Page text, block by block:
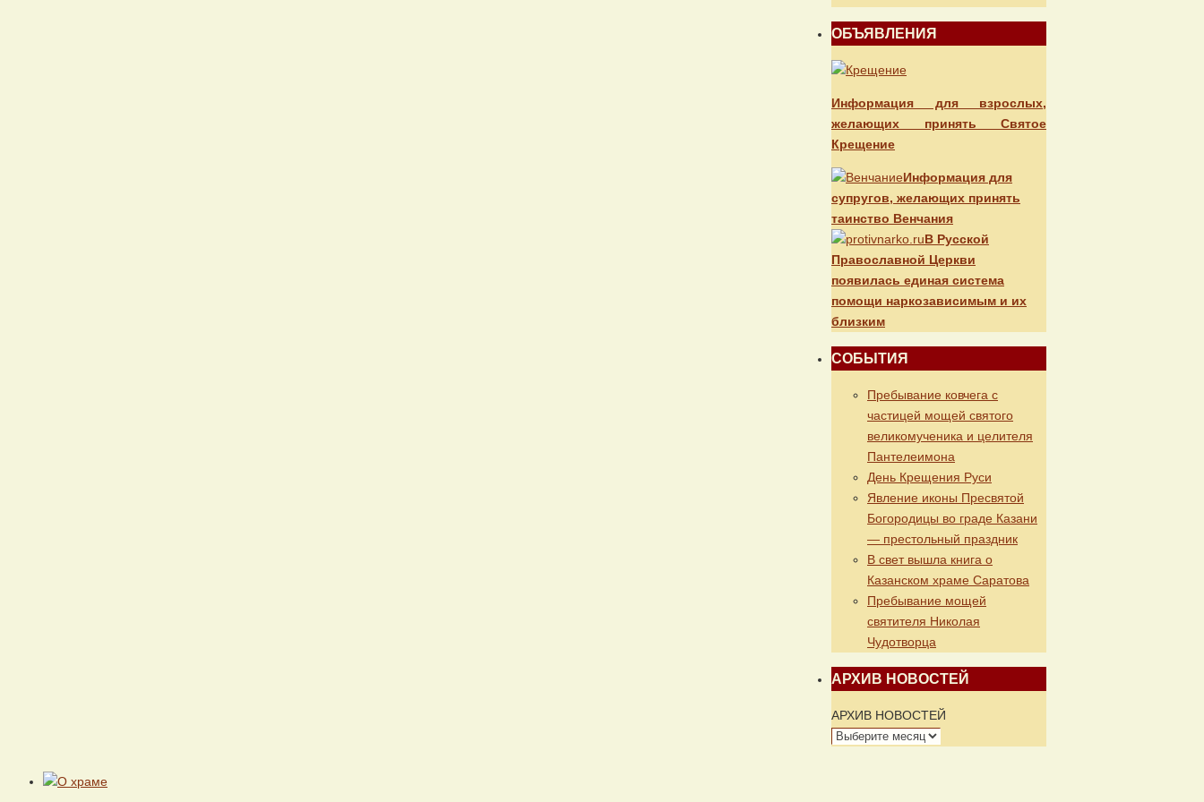
ОБЪЯВЛЕНИЯ
Информация для взрослых,
желающих принять Святое
Крещение
Информация для
супругов, желающих принять
таинство Венчания
В Русской
Православной Церкви
появилась единая система
помощи наркозависимым и их
близким
СОБЫТИЯ
Пребывание ковчега с
частицей мощей святого
великомученика и целителя
Пантелеимона
День Крещения Руси
Явление иконы Пресвятой
Богородицы во граде Казани
— престольный праздник
В свет вышла книга о
Казанском храме Саратова
Пребывание мощей
святителя Николая
Чудотворца
АРХИВ НОВОСТЕЙ
АРХИВ НОВОСТЕЙ